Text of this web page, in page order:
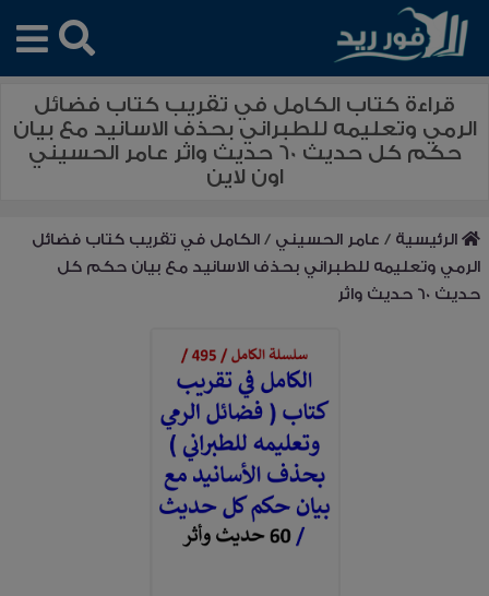
قراءة كتاب الكامل في تقريب كتاب فضائل
الرمي وتعليمه للطبراني بحذف الاسانيد مع بيان
حكم كل حديث 60 حديث واثر عامر الحسيني
اون لاين
الرئيسية / عامر الحسيني /الكامل في تقريب كتاب فضائل
الرمي وتعليمه للطبراني بحذف الاسانيد مع بيان حكم كل
حديث 60 حديث واثر